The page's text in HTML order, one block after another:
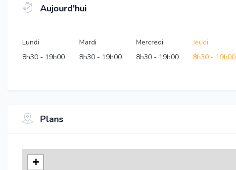
Aujourd'hui
Lundi
8h30 - 19h00
Mardi
8h30 - 19h00
Mercredi
8h30 - 19h00
Jeudi
8h30 - 19h00
Plans
+